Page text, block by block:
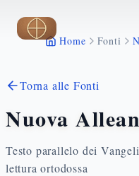
Vai al contenuto
Home Fonti
Torna alle Fonti
Nuova
Testo parallelo dei
lettura ortodossa